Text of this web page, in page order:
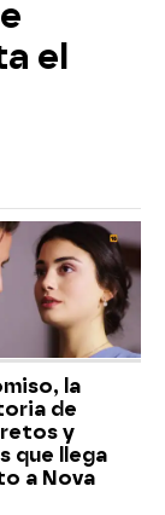
el
la
de
y
que llega
a Nova